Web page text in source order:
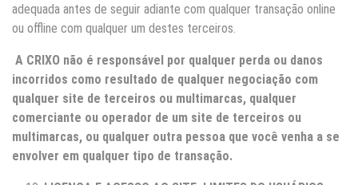
adequada antes de seguir adiante com qualquer transação online
ou offline com qualquer um destes terceiros.
A CRIXO não é responsável por qualquer perda ou danos
incorridos como resultado de qualquer negociação com
qualquer site de terceiros ou multimarcas, qualquer
comerciante ou operador de um site de terceiros ou
multimarcas, ou qualquer outra pessoa que você venha a se
envolver em qualquer tipo de transação.